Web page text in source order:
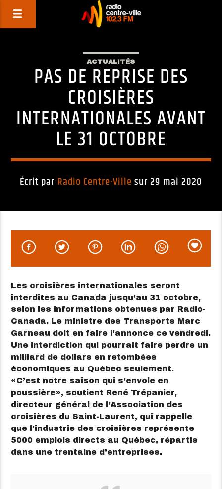
ACTUALITÉS
PAS DE REPRISE DES
CROISIÈRES
INTERNATIONALES AVANT
LE 31 OCTOBRE
Écrit par Radio Centre-Villesur 29 mai 2020
Les croisières internationales seront
interdites au Canada jusqu’au 31 octobre,
selon les informations obtenues par Radio-
Canada. Le ministre des Transports Marc
Garneau doit en faire l’annonce ce vendredi.
Une interdiction qui pourrait faire perdre un
milliard de dollars en retombées
économiques au Québec seulement.
C’est notre saison qui s’envole en
poussière
, soutient René Trépanier,
directeur général de l’Association des
croisières du Saint-Laurent, qui rappelle
que l’industrie des croisières représente
5000 emplois directs au Québec, répartis
dans une trentaine d’entreprises.